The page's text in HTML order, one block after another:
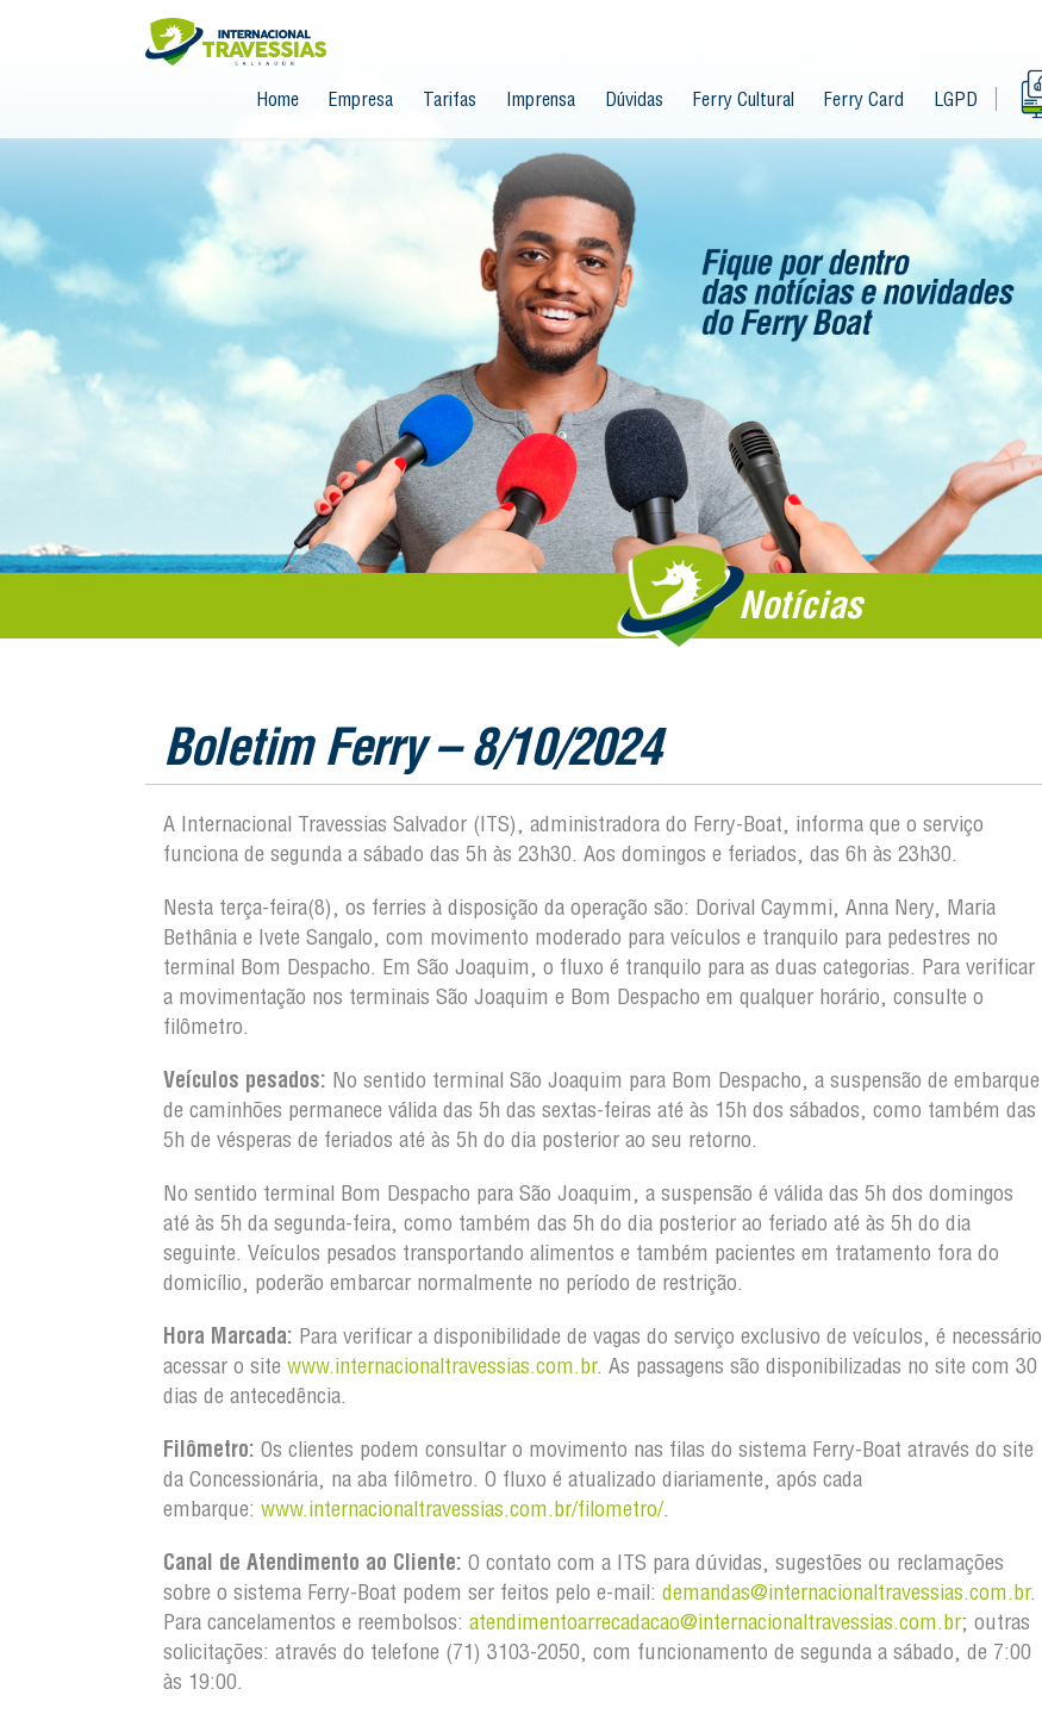
Home Empresa Tarifas Imprensa Dúvidas Ferry Cultural Ferry Card LGPD
Notícias
Boletim Ferry – 8/10/2024
A Internacional Travessias Salvador (ITS), administradora do Ferry-Boat, informa que o serviço
funciona de segunda a sábado das 5h às 23h30. Aos domingos e feriados, das 6h às 23h30.
Nesta terça-feira(8), os ferries à disposição da operação são: Dorival Caymmi, Anna Nery, Maria
Bethânia e Ivete Sangalo, com movimento moderado para veículos e tranquilo para pedestres no
terminal Bom Despacho. Em São Joaquim, o fluxo é tranquilo para as duas categorias. Para verificar
a movimentação nos terminais São Joaquim e Bom Despacho em qualquer horário, consulte o
filômetro.
Veículos pesados: No sentido terminal São Joaquim para Bom Despacho, a suspensão de embarque
de caminhões permanece válida das 5h das sextas-feiras até às 15h dos sábados, como também das
5h de vésperas de feriados até às 5h do dia posterior ao seu retorno.
No sentido terminal Bom Despacho para São Joaquim, a suspensão é válida das 5h dos domingos
até às 5h da segunda-feira, como também das 5h do dia posterior ao feriado até às 5h do dia
seguinte. Veículos pesados transportando alimentos e também pacientes em tratamento fora do
domicílio, poderão embarcar normalmente no período de restrição.
Hora Marcada: Para verificar a disponibilidade de vagas do serviço exclusivo de veículos, é necessário
acessar o site www.internacionaltravessias.com.br. As passagens são disponibilizadas no site com 30
dias de antecedência.
Filômetro: Os clientes podem consultar o movimento nas filas do sistema Ferry-Boat através do site
da Concessionária, na aba filômetro. O fluxo é atualizado diariamente, após cada
embarque: www.internacionaltravessias.com.br/filometro/.
Canal de Atendimento ao Cliente: O contato com a ITS para dúvidas, sugestões ou reclamações
sobre o sistema Ferry-Boat podem ser feitos pelo e-mail: demandas@internacionaltravessias.com.br.
Para cancelamentos e reembolsos: atendimentoarrecadacao@internacionaltravessias.com.br; outras
solicitações: através do telefone (71) 3103-2050, com funcionamento de segunda a sábado, de 7:00
às 19:00.